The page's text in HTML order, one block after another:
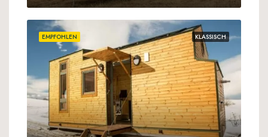
KLASSISCH
EMPFOHLEN